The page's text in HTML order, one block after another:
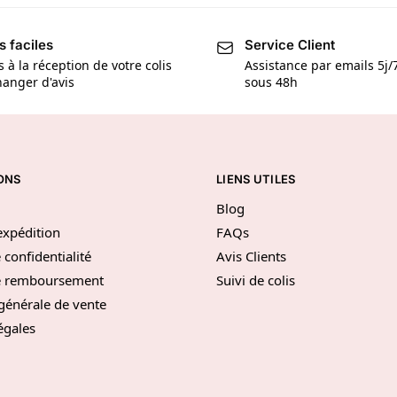
faciles
à la réception de votre colis
d'avis
Service Client
Assistance par emails 5j/
sous 48h
confidentialité
remboursement
de vente
LIENS UTILES
Blog
FAQs
Avis Clients
Suivi de colis